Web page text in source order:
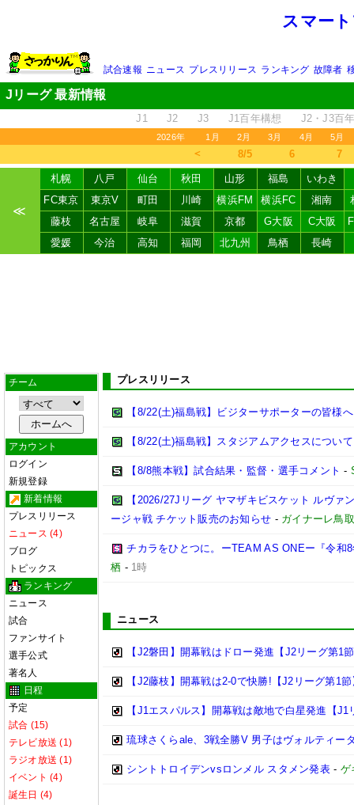
スマー
試合速報 ニュース プレスリリース ランキング 故障者
Jリーグ 最新情報
J1 J2 J3 J1百年構想 J2・J3百
2026年 1月 2月 3月 4月 5月
＜ 8/5 6 7
≪
札幌 八戸 仙台 秋田 山形 福島
いわき
FC東京
東京V 町田 川崎 横浜FM 横浜FC 湘南
藤枝
名古屋 岐阜 滋賀 京都 G大阪 C大阪
愛媛
今治 高知 福岡 北九州 鳥栖 長崎
チーム
アカウント
ログイン
新規登録
新着情報
プレスリリース
ニュース (4)
ブログ
トピックス
ランキング
ニュース
試合
ファンサイト
選手公式
著名人
日程
予定
試合 (15)
テレビ放送 (1)
ラジオ放送 (1)
イベント (4)
誕生日 (4)
プレスリリース
【8/22(土)福島戦】ビジターサポーターの皆様へ
【8/22(土)福島戦】スタジアムアクセスについて
【8/8熊本戦】試合結果・監督・選手コメント -
【2026/27Jリーグ ヤマザキビスケット ルヴ
ージャ戦 チケット販売のお知らせ - ガイナーレ鳥取
チカラをひとつに。ーTEAM AS ONEー『令和
栖 - 1時
ニュース
【J2磐田】開幕戦はドロー発進【J2リーグ第1
【J2藤枝】開幕戦は2-0で快勝!【J2リーグ第1節
【J1エスパルス】開幕戦は敵地で白星発進【J1
琉球さくらale、3戦全勝V 男子はヴォルティー
シントトロイデンvsロンメル スタメン発表- ゲ